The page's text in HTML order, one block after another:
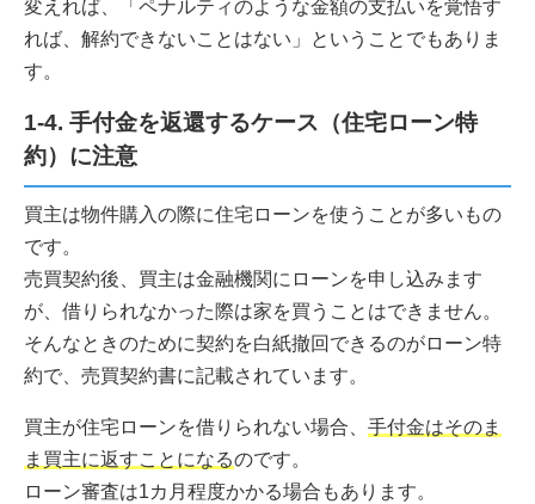
変えれば、「ペナルティのような金額の支払いを覚悟す
れば、解約できないことはない」ということでもありま
す。
1-4. 手付金を返還するケース（住宅ローン特
約）に注意
買主は物件購入の際に住宅ローンを使うことが多いもの
です。
売買契約後、買主は金融機関にローンを申し込みます
が、借りられなかった際は家を買うことはできません。
そんなときのために契約を白紙撤回できるのがローン特
約で、売買契約書に記載されています。
買主が住宅ローンを借りられない場合、 手付金はそのま
ま買主に返すことになるのです。
ローン審査は1カ月程度かかる場合もあります。